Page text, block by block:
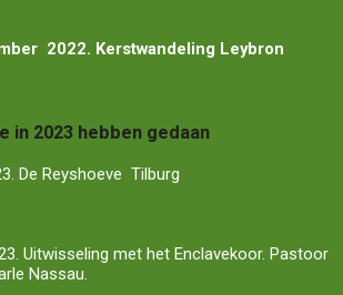
2022. Kerstwandeling Leybron
in 2023 hebben gedaan
2023. De Reyshoeve Tilburg
Uitwisseling met het Enclavekoor. Pastoor
Nassau.